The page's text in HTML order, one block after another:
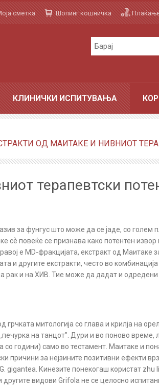
сметка Шопинг кошничка
КЛИНИЧКИ ИСПИТУВАЊА
ОД МАИТАКЕ И НИВНИОТ
терапевтски
за фунгус што може да се јаде, со голем
сѐ повеќе се признава како потентен
е MD-фракцијата, екстракт од Маитаке
и другите екстракти, често во
рак и на ХИВ. Тие може да дадат и
митологија со глава и крилја на
на танцoт”. Дури и во поново
години) само во тестамент. Маитаке и
причини за нејзините позитивни ефекти
gigantea. Кинезите понекогаш користат
видови Grifola не се целосно